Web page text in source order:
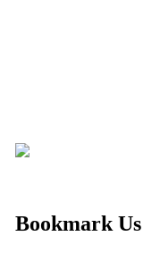
Bookmark Us